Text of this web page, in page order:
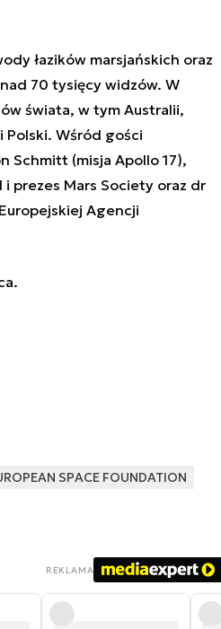
łazików marsjańskich oraz
70 tysięcy widzów. W
świata, w tym Australii,
Polski. Wśród gości
Schmitt (misja Apollo 17),
i prezes Mars Society oraz dr
Agencji
SPACE FOUNDATION
REKLAMA